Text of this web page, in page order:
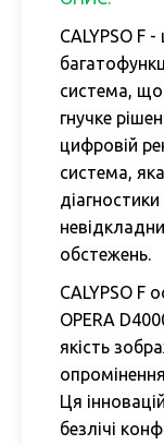
CALYPSO F -
система,
гнучке
цифровій
система,
обстежень.
CALYPSO F
OPERA
якість
Ця
безлічі